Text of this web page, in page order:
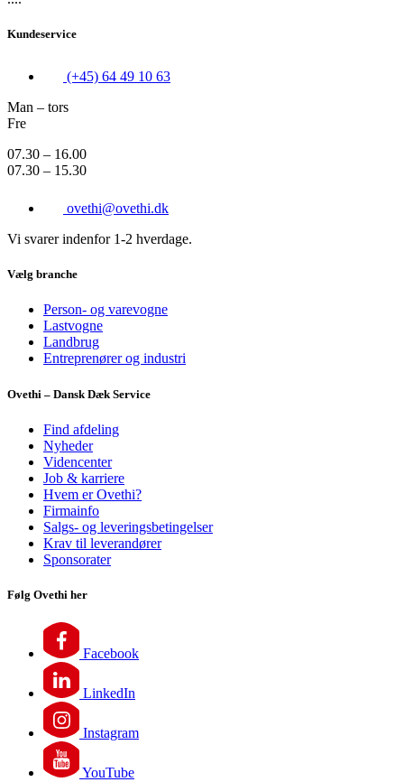
Kundeservice
(+45) 64 49 10 63
Man – tors
Fre
07.30 – 16.00
07.30 – 15.30
ovethi@ovethi.dk
Vi svarer indenfor 1-2 hverdage.
Vælg branche
Person- og varevogne
Lastvogne
Landbrug
Entreprenører og industri
Ovethi – Dansk Dæk Service
Find afdeling
Nyheder
Videncenter
Job & karriere
Hvem er Ovethi?
Firmainfo
Salgs- og leveringsbetingelser
Krav til leverandører
Sponsorater
Følg Ovethi her
Facebook
LinkedIn
Instagram
YouTube